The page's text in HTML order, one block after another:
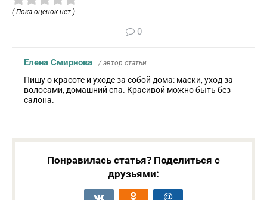
( Пока оценок нет )
0
Елена Смирнова / автор статьи
Пишу о красоте и уходе за собой дома: маски, уход за
волосами, домашний спа. Красивой можно быть без
салона.
Понравилась статья? Поделиться с
друзьями: